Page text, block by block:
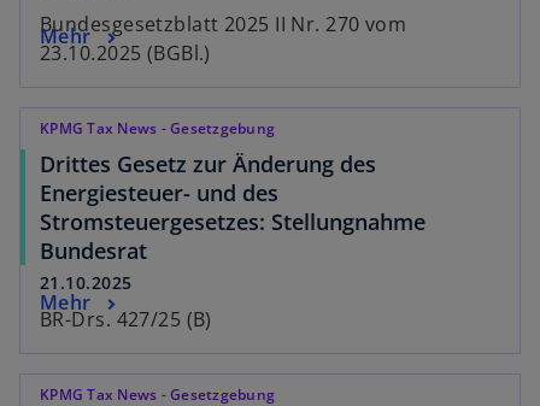
Bundesgesetzblatt 2025 II Nr. 270 vom
23.10.2025 (BGBl.)
Mehr
KPMG Tax News - Gesetzgebung
Drittes Gesetz zur Änderung des
Energiesteuer- und des
Stromsteuergesetzes: Stellungnahme
Bundesrat
21.10.2025
BR-Drs. 427/25 (B)
Mehr
KPMG Tax News - Gesetzgebung